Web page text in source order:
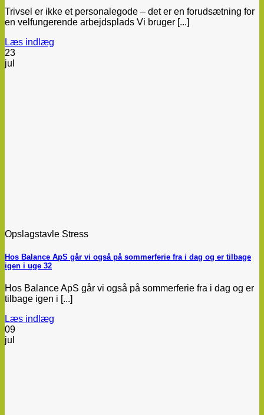
Trivsel er ikke et personalegode – det er en forudsætning for
en velfungerende arbejdsplads Vi bruger [...]
Læs indlæg
23
jul
Opslagstavle Stress
Hos Balance ApS går vi også på sommerferie fra i dag og er tilbage
igen i uge 32
Hos Balance ApS går vi også på sommerferie fra i dag og er
tilbage igen i [...]
Læs indlæg
09
jul